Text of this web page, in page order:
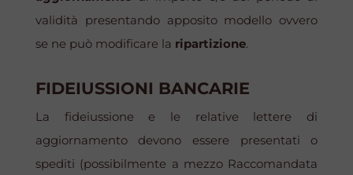
validità presentando apposito modello ovvero
se ne può modificare la ripartizione.
FIDEIUSSIONI BANCARIE
La fideiussione e le relative lettere di
aggiornamento devono essere presentati o
spediti (possibilmente a mezzo Raccomandata